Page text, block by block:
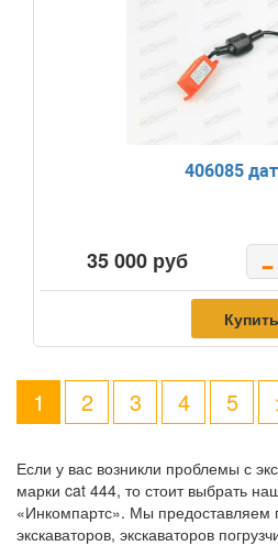
406085
35 000 руб -
Купить
1 2 3 4 5
Если у вас возникли проблемы с
марки cat 444, то стоит выбрать
«Инкомпартс». Мы предоставляем
экскаваторов, экскаваторов